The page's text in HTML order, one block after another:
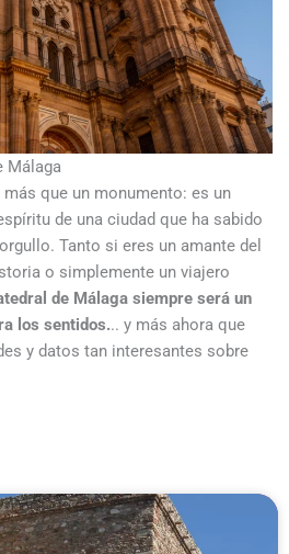
Málaga
que un monumento: es un
de una ciudad que ha sabido
Tanto si eres un amante del
o simplemente un viajero
de Málaga siempre será un
los sentidos... y más ahora que
y datos tan interesantes sobre